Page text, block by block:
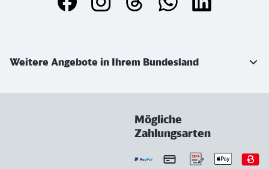
Weitere Angebote in Ihrem Bundesland
Mögliche
Zahlungsarten